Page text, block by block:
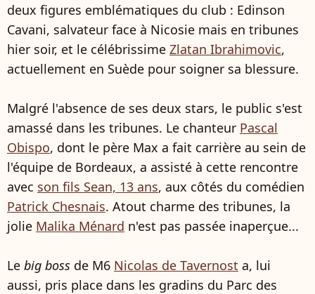
deux figures emblématiques du club : Edinson
Cavani, salvateur face à Nicosie mais en tribunes
hier soir, et le célébrissime Zlatan Ibrahimovic,
actuellement en Suède pour soigner sa blessure.
Malgré l'absence de ses deux stars, le public s'est
amassé dans les tribunes. Le chanteur Pascal
Obispo, dont le père Max a fait carrière au sein de
l'équipe de Bordeaux, a assisté à cette rencontre
avec son fils Sean, 13 ans, aux côtés du comédien
Patrick Chesnais. Atout charme des tribunes, la
jolie Malika Ménard n'est pas passée inaperçue...
Le big boss de M6 Nicolas de Tavernost a, lui
aussi, pris place dans les gradins du Parc des